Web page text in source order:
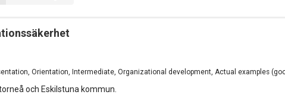
Orientation, Intermediate, Organizational development, Actual examples
och Eskilstuna kommun.